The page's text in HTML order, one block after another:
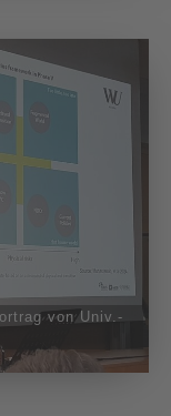
von Univ.-